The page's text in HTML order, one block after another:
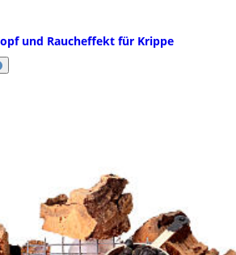
und Raucheffekt für Krippe